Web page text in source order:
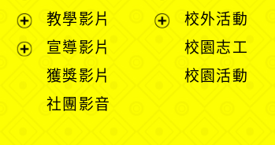
展
開
選
展
開
選
展
開
教學影片
宣導影片
獲獎影片
社團影音
校外活動
校園志工
校園活動